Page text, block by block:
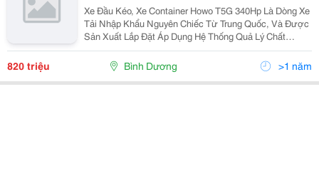
Xe Đầu Kéo, Xe Container Howo T5G 340Hp Là Dòng Xe
Tải Nhập Khẩu Nguyên Chiếc Từ Trung Quốc, Và Được
Sản Xuất Lắp Đặt Áp Dụng Hệ Thống Quả Lý Chất
Lượng Như Iso 9001:2000&Hellip; Do Đó Đây Là Một
Sản Phẩm Điển Hình Hội Tụ Đầy Đủ Nhiều Yếu Tố Từ
820 triệu Bình Dương >1 năm